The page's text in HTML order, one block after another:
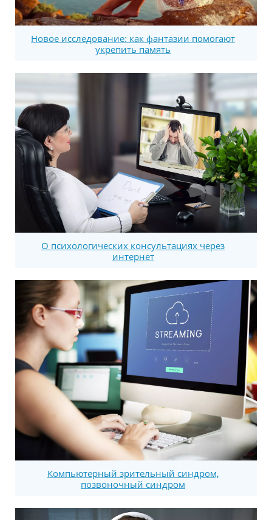
Новое исследование: как фантазии помогают
укрепить память
О психологических консультациях через
интернет
Компьютерный зрительный синдром,
позвоночный синдром